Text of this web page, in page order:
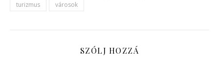
turizmus
városok
SZÓLJ HOZZÁ